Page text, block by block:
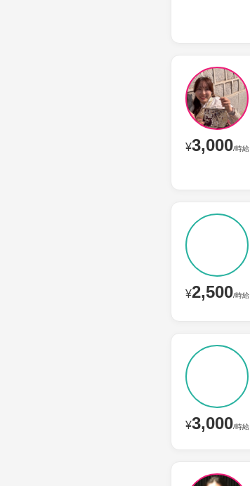
¥3,000/時給
¥2,500/時給
¥3,000/時給